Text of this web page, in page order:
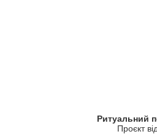
Ритуальний
Проєкт